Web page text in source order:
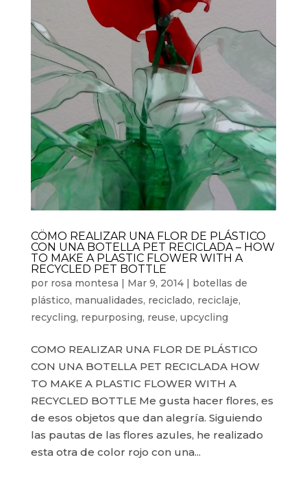
CÖMO REALIZAR UNA FLOR DE PLÁSTICO
CON UNA BOTELLA PET RECICLADA – HOW
TO MAKE A PLASTIC FLOWER WITH A
RECYCLED PET BOTTLE
por rosa montesa | Mar 9, 2014| botellas de
plástico, manualidades, reciclado, reciclaje,
recycling, repurposing, reuse, upcycling
COMO REALIZAR UNA FLOR DE PLÁSTICO
CON UNA BOTELLA PET RECICLADA HOW
TO MAKE A PLASTIC FLOWER WITH A
RECYCLED BOTTLE Me gusta hacer flores, es
de esos objetos que dan alegría. Siguiendo
las pautas de las flores azules, he realizado
esta otra de color rojo con una...